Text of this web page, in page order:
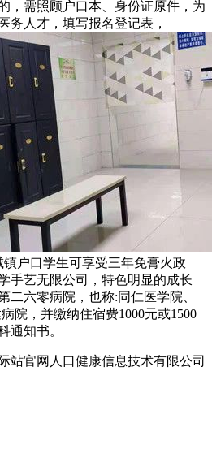
，需照顾户口本、身份证原件，为
务人才，填写报名登记表，
户口学生可享受三年免膏火政
手艺无限公司，特色明显的成长
二六零病院，也称:同仁医学院、
院，并缴纳住宿费1000元或1500
通知书。
站官网人口健康信息技术有限公司